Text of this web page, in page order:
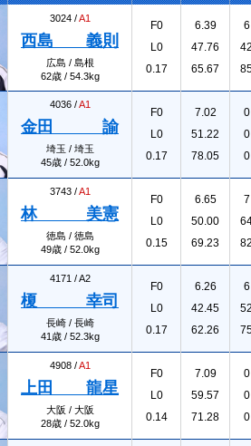
3024 /A1
西島 義則
広島 / 島根
62歳 / 54.3kg
F0
L0
0.17
6.39
47.76
65.67
4036 /A1
金田 諭
埼玉 / 埼玉
45歳 / 52.0kg
F0
L0
0.17
7.02
51.22
78.05
3743 /A1
林 美憲
徳島 / 徳島
49歳 / 52.0kg
F0
L0
0.15
6.65
50.00
69.23
4171 /A2
榎 幸司
長崎 / 長崎
41歳 / 52.3kg
F0
L0
0.17
6.26
42.45
62.26
4908 /A1
上田 龍星
大阪 / 大阪
28歳 / 52.0kg
F0
L0
0.14
7.09
59.57
71.28